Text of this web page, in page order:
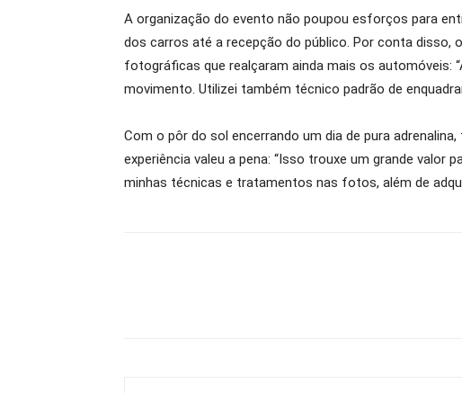
A organização do evento não poupou esforços para
dos carros até a recepção do público. Por conta disso,
fotográficas que realçaram ainda mais os
movimento. Utilizei também técnico padrão de
Com o pôr do sol encerrando um dia de pura
experiência valeu a pena: “Isso trouxe um grande
minhas técnicas e tratamentos nas fotos, além de